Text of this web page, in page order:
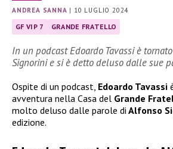
ANDREA SANNA | 10 LUGLIO 2024
GF VIP 7 GRANDE FRATELLO
In un podcast Edoardo Tavassi è
Signorini e si è detto deluso dalle sue
Ospite di un podcast, Edoardo Tavassi
avventura nella Casa del Grande
molto deluso dalle parole di Alfonso
edizione.